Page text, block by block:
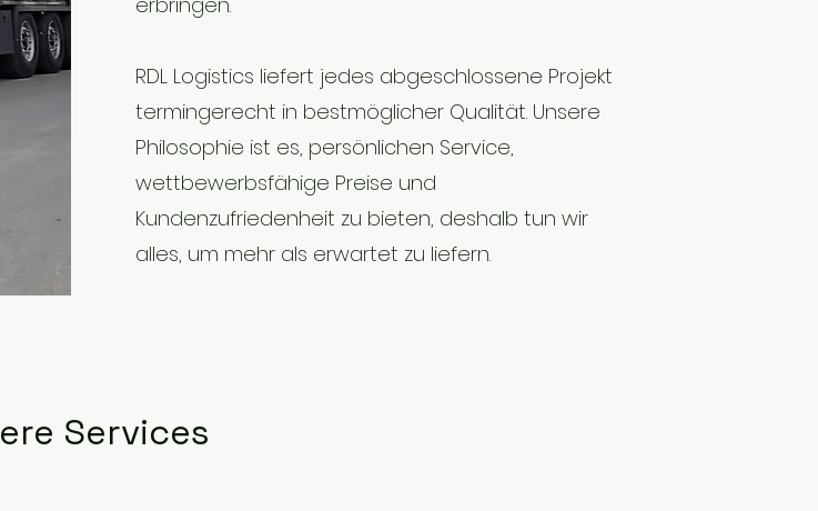
RDL Logistics liefert jedes abgeschlossene Projekt
termingerecht in bestmöglicher Qualität. Unsere
Philosophie ist es, persönlichen Service,
wettbewerbsfähige Preise und
Kundenzufriedenheit zu bieten, deshalb tun wir
alles, um mehr als erwartet zu liefern.
Services